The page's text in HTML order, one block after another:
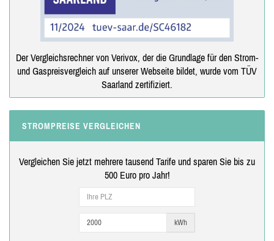
Der Vergleichsrechner von Verivox, der die Grundlage für den Strom-
und Gaspreisvergleich auf unserer Webseite bildet, wurde vom TÜV
Saarland zertifiziert.
STROMPREISE VERGLEICHEN
Vergleichen Sie jetzt mehrere tausend Tarife und sparen Sie bis zu
500 Euro pro Jahr!
kWh